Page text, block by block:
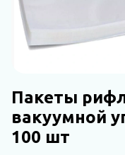
Пакеты
вакуумной
100 шт